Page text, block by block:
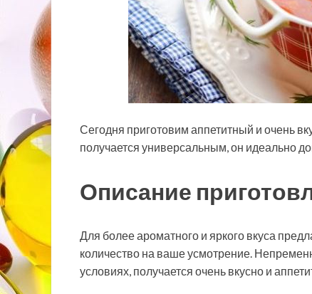
Сегодня приготовим аппетитный и очень
получается универсальным, он идеально
Описание
Для более ароматного и яркого вкуса
количество на ваше усмотрение.
условиях, получается очень вкусно и